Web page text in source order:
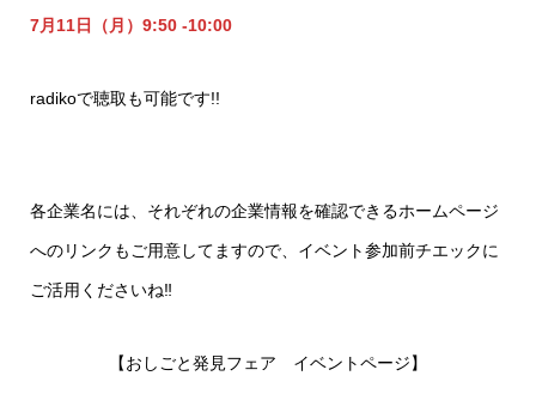
7月11日（月）9:50 -10:00
radikoで聴取も可能です!!
各企業名には、それぞれの企業情報を確認できるホームページ
へのリンクもご用意してますので、イベント参加前チエックに
ご活用くださいね‼︎
【おしごと発見フェア イベントページ】